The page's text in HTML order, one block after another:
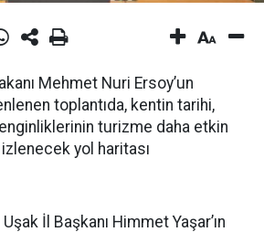
Mehmet Nuri Ersoy’un
toplantıda, kentin tarihi,
turizme daha etkin
izlenecek yol haritası
İl Başkanı Himmet Yaşar’ın